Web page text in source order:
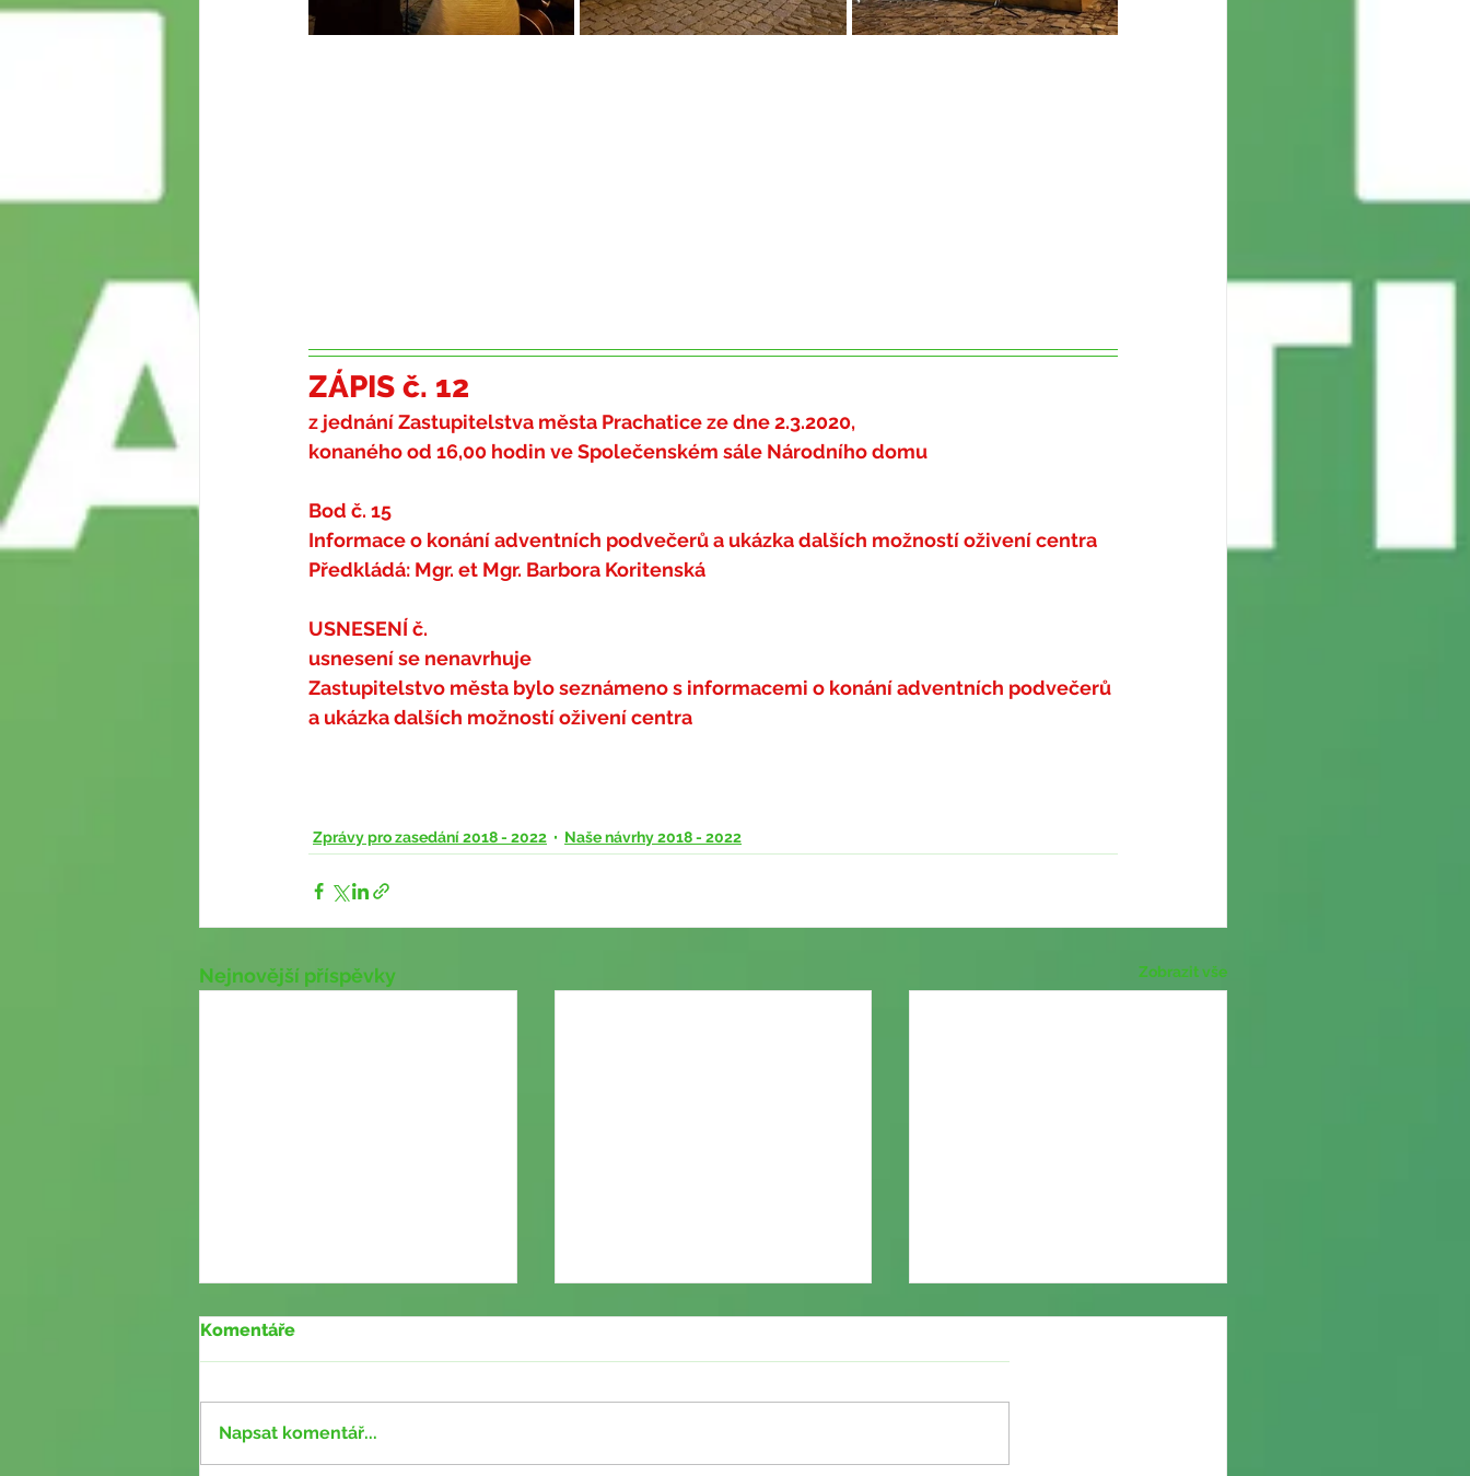
ZÁPIS č. 12
z jednání Zastupitelstva města Prachatice ze dne 2.3.2020,
konaného od 16,00 hodin ve Společenském sále Národního domu
Bod č. 15
Informace o konání adventních podvečerů a ukázka dalších možností oživení centra
Předkládá: Mgr. et Mgr. Barbora Koritenská
USNESENÍ č.
usnesení se nenavrhuje
Zastupitelstvo města bylo seznámeno s informacemi o konání adventních podvečerů
a ukázka dalších možností oživení centra
Zprávy pro zasedání 2018 - 2022 Naše návrhy 2018 - 2022
Nejnovější příspěvky Zobrazit vše
Komentáře
Napsat komentář...